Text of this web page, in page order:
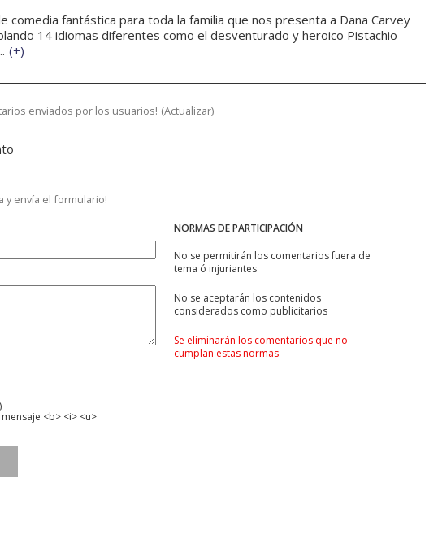
comedia fantástica para toda la familia que nos presenta a Dana Carvey
14 idiomas diferentes como el desventurado y heroico Pistachio
(+)
enviados por los usuarios! (Actualizar)
y envía el formulario!
NORMAS DE PARTICIPACIÓN
No se permitirán los comentarios fuera de
tema ó injuriantes
No se aceptarán los contenidos
considerados como publicitarios
Se eliminarán los comentarios que no
cumplan estas normas
<b> <i> <u>